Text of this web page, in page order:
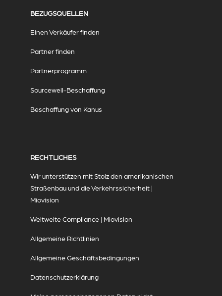
BEZUGSQUELLEN
Einen Verkäufer finden
Partner finden
Partnerprogramm
Sourcewell-Beschaffung
Beschaffung von Kanus
RECHTLICHES
Wir unterstützen mit Stolz den amerikanischen
Straßenbau und die Verkehrssicherheit |
Miovision
Weltweite Compliance | Miovision
Allgemeine Richtlinien
Allgemeine Geschäftsbedingungen
Datenschutzerklärung